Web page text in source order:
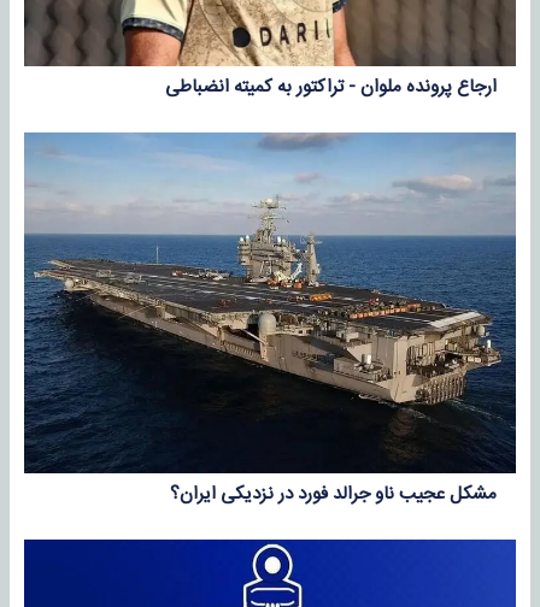
ارجاع پرونده ملوان - تراکتور به کمیته انضباطی
مشکل عجیب ناو جرالد فورد در نزدیکی ایران؟